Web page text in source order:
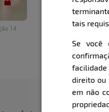
14
tais
Se você
direito ou
em não